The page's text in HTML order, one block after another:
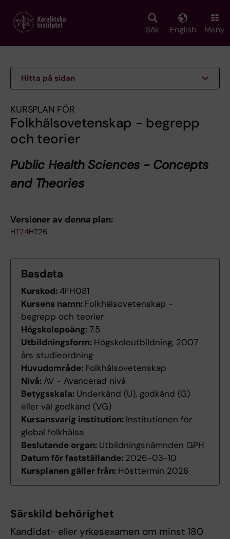
main
Sök English Meny
Hitta på sidan
KURSPLAN FÖR
Folkhälsovetenskap - begrepp
och teorier
Public Health Sciences - Concepts
and Theories
Versioner av denna plan:
HT24HT26
Basdata
Kurskod:4FH081
Kursens namn: Folkhälsovetenskap -
begrepp och teorier
Högskolepoäng:7.5
Utbildningsform: Högskoleutbildning, 2007
års studieordning
Huvudområde: Folkhälsovetenskap
Nivå: AV - Avancerad nivå
Betygsskala: Underkänd (U), godkänd (G)
eller väl godkänd (VG)
Kursansvarig institution: Institutionen för
global folkhälsa
Beslutande organ: Utbildningsnämnden GPH
Datum för fastställande: 2026-03-10
Kursplanen gäller från: Hösttermin 2026
Särskild behörighet
Kandidat- eller yrkesexamen om minst 180